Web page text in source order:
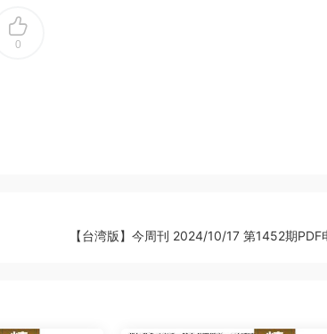
0
【台湾版】今周刊 2024/10/17 第1452期PDF